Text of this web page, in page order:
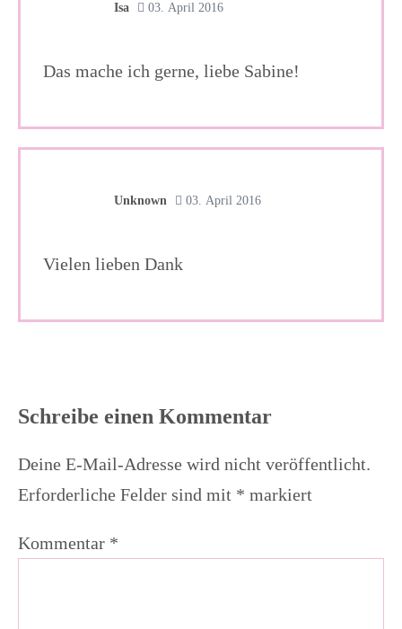
Isa 03. April 2016
Das mache ich gerne, liebe Sabine!
Unknown 03. April 2016
Vielen lieben Dank
Schreibe einen Kommentar
Deine E-Mail-Adresse wird nicht veröffentlicht.
Erforderliche Felder sind mit * markiert
Kommentar *